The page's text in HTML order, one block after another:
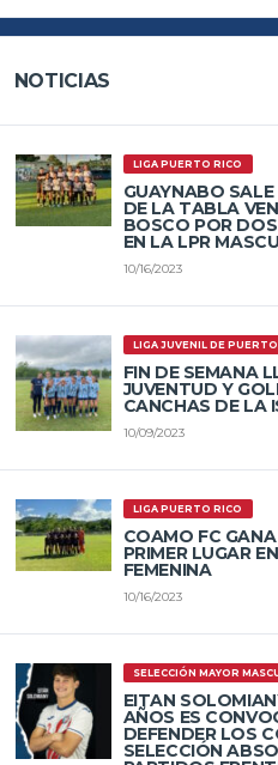
NOTICIAS
LIGA PUERTO RICO
GUAYNABO
DE LA TABLA
BOSCO POR
EN LA LPR
10/16/2023
LIGA JUVENIL DE
FIN DE SEMANA
JUVENTUD Y
CANCHAS DE LA
10/09/2023
LIGA PUERTO RICO
COAMO FC
PRIMER LUGAR
FEMENINA
10/16/2023
SELECCIÓN MAYOR
EITAN
AÑOS ES
DEFENDER LOS
SELECCIÓN